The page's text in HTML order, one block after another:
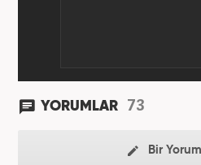
YORUMLAR 73
Bir